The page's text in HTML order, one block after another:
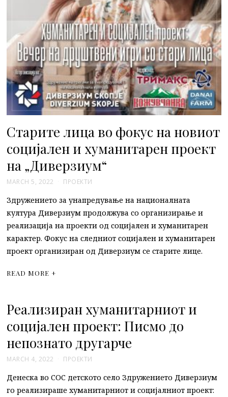
Старите лица во фокус на новиот
социјален и хуманитарен проект
на „Диверзиум“
MARCH 5, 2022 ПРОЕКТИ
Здружението за унапредување на националната
култура Диверзиум продолжува со организирање и
реализација на проекти од социјален и хуманитарен
карактер. Фокус на следниот социјален и хуманитарен
проект организиран од Диверзиум се старите лице.
READ MORE +
Реализиран хуманитарниот и
социјален проект: Писмо до
непознато другарче
MARCH 4, 2022 ПРОЕКТИ
Денеска во СОС детското село Здружението Диверзиум
го реализираше хуманитарниот и социјалниот проект: